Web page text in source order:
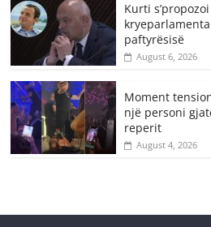
Kurti
paftyrësisë
August 6, 2026
Moment
një personi
reperit
August 4, 2026